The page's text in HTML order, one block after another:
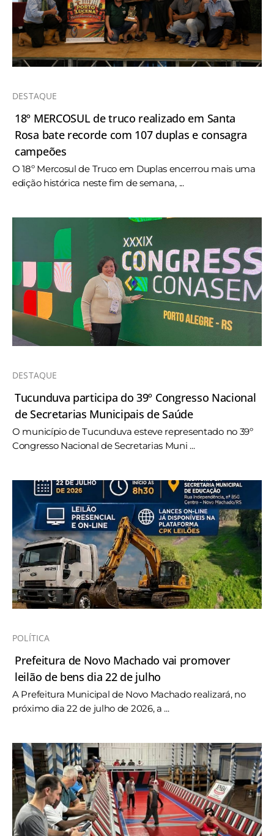
DESTAQUE
18º MERCOSUL de truco realizado em Santa
Rosa bate recorde com 107 duplas e consagra
campeões
O 18º Mercosul de Truco em Duplas encerrou mais uma
edição histórica neste fim de semana, ...
DESTAQUE
Tucunduva participa do 39º Congresso Nacional
de Secretarias Municipais de Saúde
O município de Tucunduva esteve representado no 39º
Congresso Nacional de Secretarias Muni ...
POLÍTICA
Prefeitura de Novo Machado vai promover
leilão de bens dia 22 de julho
A Prefeitura Municipal de Novo Machado realizará, no
próximo dia 22 de julho de 2026, a ...